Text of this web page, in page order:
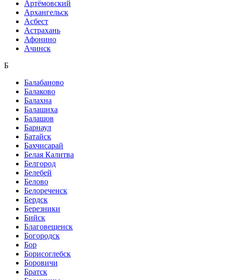
Артёмовский
Архангельск
Асбест
Астрахань
Афонино
Ачинск
Б
Балабаново
Балаково
Балахна
Балашиха
Балашов
Барнаул
Батайск
Бахчисарай
Белая Калитва
Белгород
Белебей
Белово
Белореченск
Бердск
Березники
Бийск
Благовещенск
Богородск
Бор
Борисоглебск
Боровичи
Братск